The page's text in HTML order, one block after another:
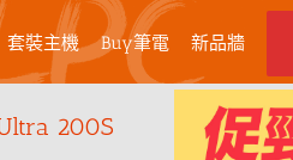
套裝主機 Buy筆電 新品牆
200S